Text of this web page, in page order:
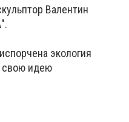
Валентин
экология
свою идею